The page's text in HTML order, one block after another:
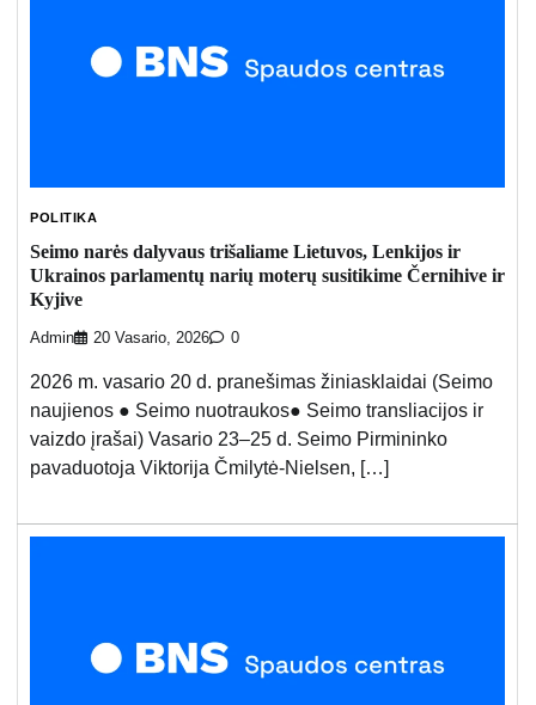
POLITIKA
Seimo narės dalyvaus trišaliame Lietuvos, Lenkijos ir
Ukrainos parlamentų narių moterų susitikime Černihive ir
Kyjive
Admin 20 Vasario, 2026 0
2026 m. vasario 20 d. pranešimas žiniasklaidai (Seimo
naujienos ● Seimo nuotraukos● Seimo transliacijos ir
vaizdo įrašai) Vasario 23–25 d. Seimo Pirmininko
pavaduotoja Viktorija Čmilytė-Nielsen, […]